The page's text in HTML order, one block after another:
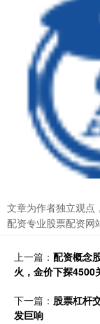
文章为作者独立观点
配资专业股票配资网
上一篇： 配资概念
火，金价下探4500
下一篇： 股票杠杆
发巨响